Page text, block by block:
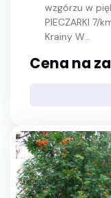
wzgórzu w
PIECZARKI 7/
Krainy W...
Cena na